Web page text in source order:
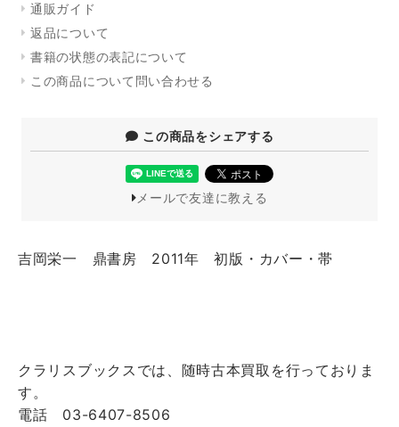
通販ガイド
返品について
書籍の状態の表記について
この商品について問い合わせる
この商品をシェアする
メールで友達に教える
吉岡栄一 鼎書房 2011年 初版・カバー・帯
クラリスブックスでは、随時古本買取を行っておりま
す。
電話 03-6407-8506